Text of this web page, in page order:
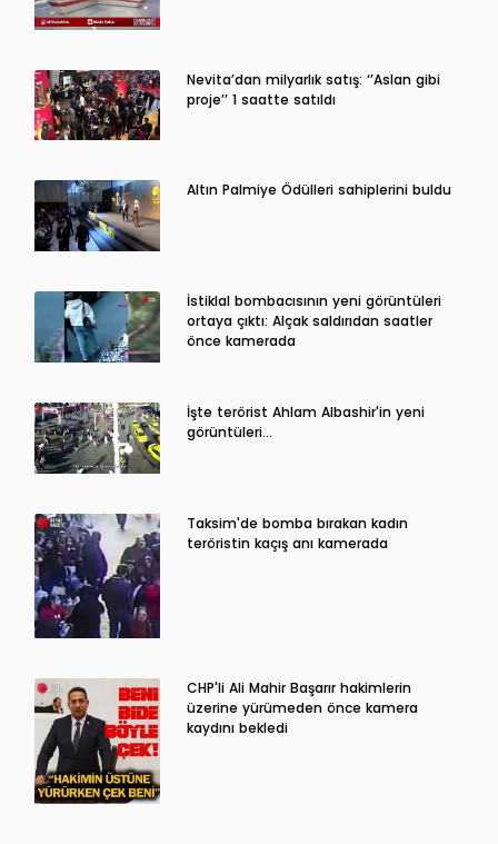
Nevita’dan milyarlık satış: ‘’Aslan gibi
proje’’ 1 saatte satıldı
Altın Palmiye Ödülleri sahiplerini buldu
İstiklal bombacısının yeni görüntüleri
ortaya çıktı: Alçak saldırıdan saatler
önce kamerada
İşte terörist Ahlam Albashir'in yeni
görüntüleri…
Taksim'de bomba bırakan kadın
teröristin kaçış anı kamerada
CHP'li Ali Mahir Başarır hakimlerin
üzerine yürümeden önce kamera
kaydını bekledi